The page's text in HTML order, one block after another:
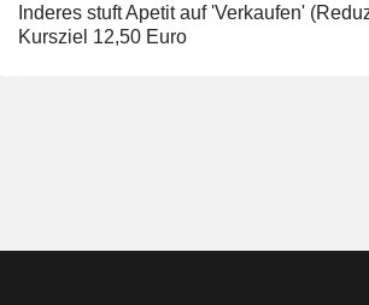
Inderes stuft Apetit auf 'Verkaufen'
Kursziel 12,50 Euro